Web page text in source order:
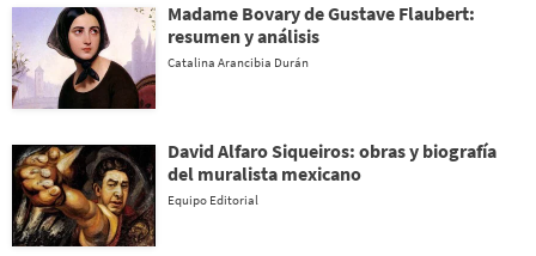
Madame Bovary de Gustave Flaubert:
resumen y análisis
Catalina Arancibia Durán
David Alfaro Siqueiros: obras y biografía
del muralista mexicano
Equipo Editorial